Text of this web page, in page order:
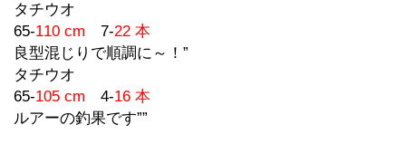
タチウオ
65-110 cm 7-22 本
良型混じりで順調に～！”
タチウオ
65-105 cm 4-16 本
ルアーの釣果です””